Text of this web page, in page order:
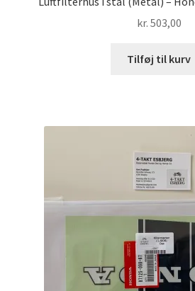
kr. 503,00
Tilføj til kurv